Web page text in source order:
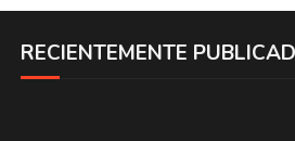
RECIENTEMENTE